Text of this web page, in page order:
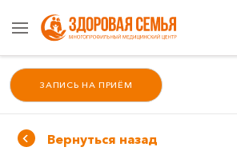
ЗАПИСЬ НА ПРИЁМ
Вернуться назад